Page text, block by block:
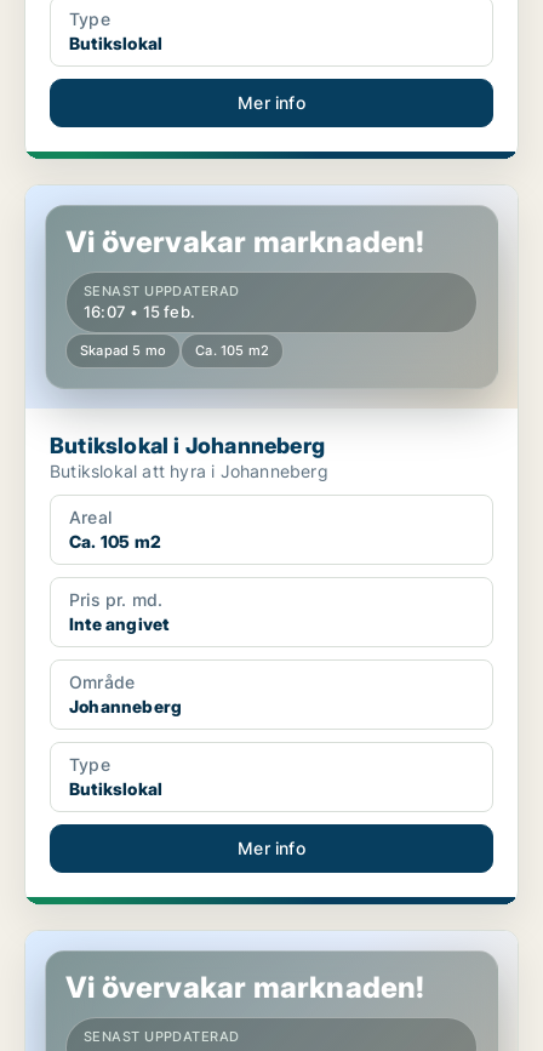
Type
Butikslokal
Mer info
Butikslokal i Johanneberg
Vi övervakar marknaden!
SENAST UPPDATERAD
16:07 • 15 feb.
Skapad 5 mo Ca. 105 m2
Butikslokal i Johanneberg
Butikslokal att hyra i Johanneberg
Areal
Ca. 105 m2
Pris pr. md.
Inte angivet
Område
Johanneberg
Type
Butikslokal
Mer info
Kontor på Kungsholmen
Vi övervakar marknaden!
SENAST UPPDATERAD